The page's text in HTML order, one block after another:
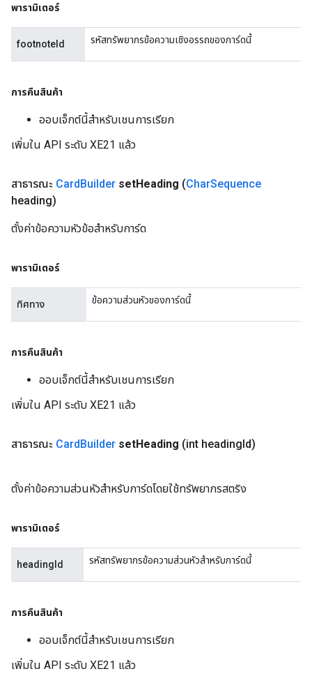
พารามิเตอร์
footnoteId รหัสทรัพยากรข้อความเชิงอรรถของการ์ดนี้
การคืนสินค้า
ออบเจ็กต์นี้สำหรับเชนการเรียก
เพิ่มใน API ระดับ XE21 แล้ว
สาธารณะ CardBuilder setHeading (CharSequence
heading)
ตั้งค่าข้อความหัวข้อสำหรับการ์ด
พารามิเตอร์
ทิศทาง ข้อความส่วนหัวของการ์ดนี้
การคืนสินค้า
ออบเจ็กต์นี้สำหรับเชนการเรียก
เพิ่มใน API ระดับ XE21 แล้ว
สาธารณะ CardBuilder setHeading (int headingId)
ตั้งค่าข้อความส่วนหัวสำหรับการ์ดโดยใช้ทรัพยากรสตริง
พารามิเตอร์
headingId รหัสทรัพยากรข้อความส่วนหัวสำหรับการ์ดนี้
การคืนสินค้า
ออบเจ็กต์นี้สำหรับเชนการเรียก
เพิ่มใน API ระดับ XE21 แล้ว